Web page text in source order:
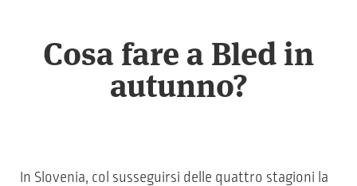
Cosa fare a Bled in
autunno?
In Slovenia, col susseguirsi delle quattro stagioni la